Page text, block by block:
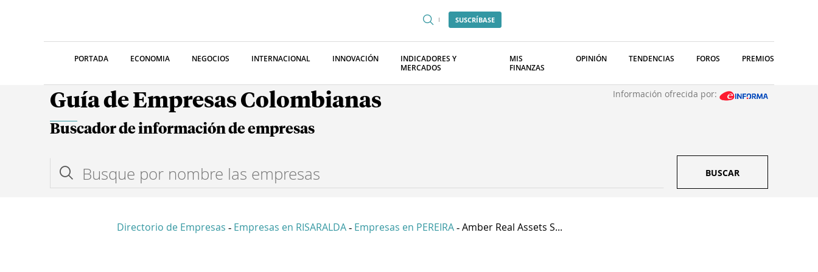
SUSCRÍBASE
PORTADA ECONOMIA NEGOCIOS INTERNACIONAL INNOVACIÓN
INDICADORES Y
MERCADOS
MIS
FINANZAS
OPINIÓN TENDENCIAS FOROS PREMIOS
Guía de Empresas Colombianas Información ofrecida por:
Buscador de información de empresas
BUSCAR
Directorio de Empresas - Empresas en RISARALDA - Empresas en PEREIRA - Amber Real Assets S...